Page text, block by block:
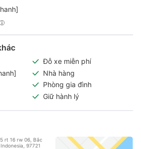
Đỗ xe miễn phí
Nhà hàng
Phòng gia đình
Giữ hành lý
rt 16 rw 06, Bắc
97721